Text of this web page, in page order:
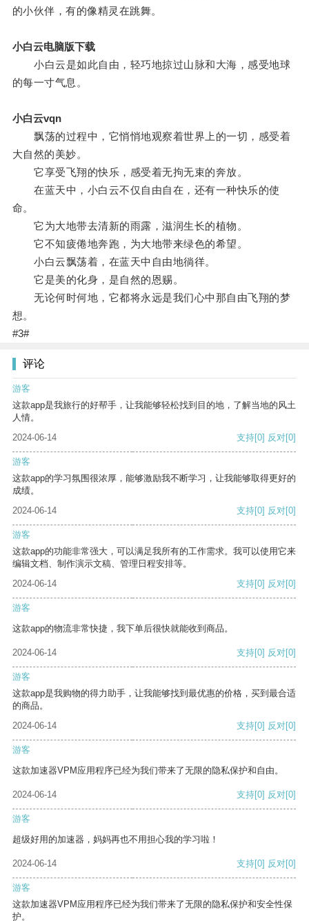
的小伙伴，有的像精灵在跳舞。
小白云电脑版下载
小白云是如此自由，轻巧地掠过山脉和大海，感受地球
的每一寸气息。
小白云vqn
飘荡的过程中，它悄悄地观察着世界上的一切，感受着
大自然的美妙。
它享受飞翔的快乐，感受着无拘无束的奔放。
在蓝天中，小白云不仅自由自在，还有一种快乐的使
命。
它为大地带去清新的雨露，滋润生长的植物。
它不知疲倦地奔跑，为大地带来绿色的希望。
小白云飘荡着，在蓝天中自由地徜徉。
它是美的化身，是自然的恩赐。
无论何时何地，它都将永远是我们心中那自由飞翔的梦
想。
#3#
评论
游客
这款app是我旅行的好帮手，让我能够轻松找到目的地，了解当地的风土
人情。
2024-06-14
支持[0] 反对[0]
游客
这款app的学习氛围很浓厚，能够激励我不断学习，让我能够取得更好的
成绩。
2024-06-14
支持[0] 反对[0]
游客
这款app的功能非常强大，可以满足我所有的工作需求。我可以使用它来
编辑文档、制作演示文稿、管理日程安排等。
2024-06-14
支持[0] 反对[0]
游客
这款app的物流非常快捷，我下单后很快就能收到商品。
2024-06-14 支持[0] 反对[0]
游客
这款app是我购物的得力助手，让我能够找到最优惠的价格，买到最合适
的商品。
2024-06-14
支持[0] 反对[0]
游客
这款加速器VPM应用程序已经为我们带来了无限的隐私保护和自由。
2024-06-14 支持[0] 反对[0]
游客
超级好用的加速器，妈妈再也不用担心我的学习啦！
2024-06-14 支持[0] 反对[0]
游客
这款加速器VPM应用程序已经为我们带来了无限的隐私保护和安全性保
护。